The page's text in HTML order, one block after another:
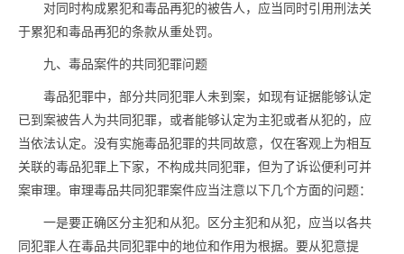
对同时构成累犯和毒品再犯的被告人，应当同时引用刑法关
于累犯和毒品再犯的条款从重处罚。
九、 毒品案件的共同犯罪问题
毒品犯罪中，部分共同犯罪人未到案，如现有证据能够认定
已到案被告人为共同犯罪，或者能够认定为主犯或者从犯的，应
当依法认定。没有实施毒品犯罪的共同故意，仅在客观上为相互
关联的毒品犯罪上下家，不构成共同犯罪，但为了诉讼便利可并
案审理。审理毒品共同犯罪案件应当注意以下几个方面的问题：
一是要正确区分主犯和从犯。区分主犯和从犯，应当以各共
同犯罪人在毒品共同犯罪中的地位和作用为根据。要从犯意提